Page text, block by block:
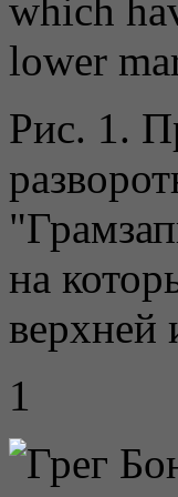
which
lower
Рис. 1.
на
верхней
1